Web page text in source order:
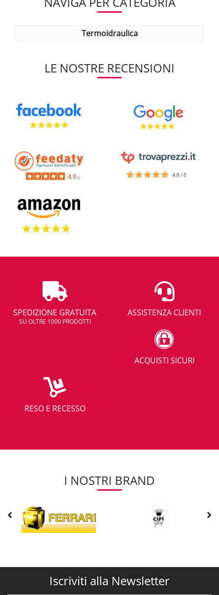
termoidraulica
LE NOSTRE RECENSIONI
SPEDIZIONE GRATUITA
SU OLTRE 1000 PRODOTTI
ASSISTENZA CLIENTI
ACQUISTI SICURI
RESO E RECESSO
I NOSTRI BRAND
Iscriviti alla Newsletter